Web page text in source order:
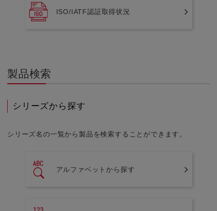
ISO/IATF認証取得状況
製品検索
シリーズから探す
シリーズ名の一覧から製品を検索することができます。
アルファベットから探す